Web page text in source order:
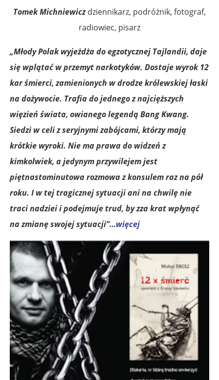
Tomek Michniewiczdziennikarz, podróżnik, fotograf,
radiowiec, pisarz
„Młody Polak wyjeżdża do egzotycznej Tajlandii, daje
się wplątać w przemyt narkotyków. Dostaje wyrok 12
kar śmierci, zamienionych w drodze królewskiej łaski
na dożywocie. Trafia do jednego z najcięższych
więzień świata, owianego legendą Bang Kwang.
Siedzi w celi z seryjnymi zabójcami, którzy mają
krótkie wyroki. Nie ma prawa do widzeń z
kimkolwiek, a jedynym przywilejem jest
piętnastominutowa rozmowa z konsulem raz na pół
roku. I w tej tragicznej sytuacji ani na chwilę nie
traci nadziei i podejmuje trud, by zza krat wpłynąć
na zmianę swojej sytuacji”…więcej